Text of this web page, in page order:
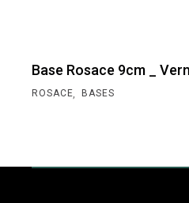
Base Rosace 9cm _
ROSACE, BASES